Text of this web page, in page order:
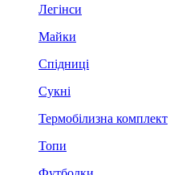
Легінси
Майки
Спідниці
Сукні
Термобілизна комплект
Топи